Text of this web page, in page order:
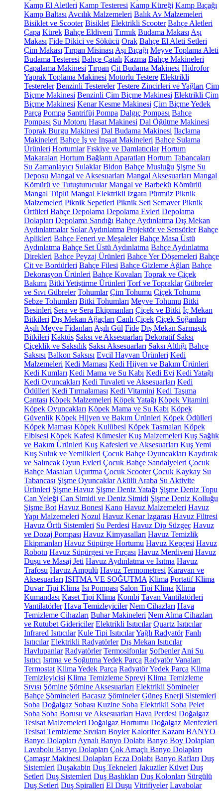
Kamp El Aletleri Kamp Testeresi Kamp Küreği Kamp Bıçağı
Kamp Baltası Avcılık Malzemeleri Balık Av Malzemeleri
Bisiklet ve Scooter Bisiklet Elektrikli Scooter Bahçe Aletleri
Çapa Kürek Bahçe Eldiveni Tırmık Budama Makası Aşı
Makası Fide Dikici ve Sökücü Orak Bahçe El Aleti Setleri
Çim Makası Tırpan Misinası Aşı Bıçağı Meyve Toplama Aleti
Budama Testeresi Bahçe Çatalı Kazma Bahçe Makineleri
Çapalama Makinesi Tırpan Çit Budama Makinesi Hidrofor
Yaprak Toplama Makinesi Motorlu Testere Elektrikli
Testereler Benzinli Testereler Testere Zincirleri ve Yağları Çim
Biçme Makinesi Benzinli Çim Biçme Makinesi Elektrikli Çim
Biçme Makinesi Kenar Kesme Makinesi Çim Biçme Yedek
Parça Pompa Santrifüj Pompa Dalgıç Pompası Bahçe
Pompası Su Motoru Hasat Makinesi Dal Öğütme Makinesi
Toprak Burgu Makinesi Dal Budama Makinesi İlaçlama
Makineleri Bahçe İş ve İnşaat Makineleri Bahçe Sulama
Ürünleri Hortumlar Fıskiye ve Damlatıcılar Hortum
Makaraları Hortum Bağlantı Aparatları Hortum Tabancaları
Su Zamanlayıcı Sulaklar Bidon Bahçe Musluğu Şişme Su
Deposu Mangal ve Aksesuarları Mangal Aksesuarları Mangal
Kömürü ve Tutuşturucular Mangal ve Barbekü Kömürlü
Mangal Tüplü Mangal Elektrikli Izgara Pürmüz Piknik
Malzemeleri Piknik Sepetleri Piknik Seti Semaver Piknik
Örtüleri Bahçe Depolama Depolama Evleri Depolama
Dolapları Depolama Sandığı Bahçe Aydınlatma Dış Mekan
Aydınlatmalar Solar Aydınlatma Projektör ve Sensörler Bahçe
Aplikleri Bahçe Feneri ve Meşaleler Bahçe Masa Üstü
Aydınlatma Bahçe Set Üstü Aydınlatma Bahçe Aydınlatma
Direkleri Bahçe Peyzaj Ürünleri Bahçe Yer Döşemeleri Bahçe
Çit ve Bordürleri Bahçe Filesi Bahçe Gizleme Ağları Bahçe
Dekorasyon Ürünleri Bahçe Kovaları Toprak ve Çiçek
Bakımı Bitki Yetiştirme Ürünleri Torf ve Topraklar Gübreler
ve Sıvı Gübreler Tohumlar Çim Tohumu Çiçek Tohumu
Sebze Tohumları Bitki Tohumları Meyve Tohumu Bitki
Besinleri Sera ve Sera Ekipmanları Çiçek ve Bitki İç Mekan
Bitkileri Dış Mekan Ağaçları Canlı Çiçek Çiçek Soğanları
Aşılı Meyve Fidanları Aşılı Gül Fide Dış Mekan Sarmaşık
Bitkileri Kaktüs Saksı ve Aksesuarları Dekoratif Saksı
Çiçeklik ve Saksılık Saksı Aksesuarları Saksı Altlığı Bahçe
Saksısı Balkon Saksısı Evcil Hayvan Ürünleri Kedi
Malzemeleri Kedi Maması Kedi Hijyen ve Bakım Ürünleri
Kedi Kumları Kedi Mama ve Su Kabı Kedi Evi Kedi Yatağı
Kedi Oyuncakları Kedi Tuvaleti ve Aksesuarları Kedi
Ödülleri Kedi Tırmalaması Kedi Vitamini Kedi Taşıma
Çantası Köpek Malzemeleri Köpek Yatağı Köpek Vitamini
Köpek Oyuncakları Köpek Mama ve Su Kabı Köpek
Güvenlik Köpek Hijyen ve Bakım Ürünleri Köpek Ödülleri
Köpek Maması Köpek Kulübesi Köpek Tasmaları Köpek
Elbisesi Köpek Kafesi Kümesler Kuş Malzemeleri Kuş Sağlık
ve Bakım Ürünleri Kuş Kafesleri ve Aksesuarları Kuş Yemi
Kuş Suluk ve Yemlikleri Çocuk Bahçe Oyuncakları Kaydırak
ve Salıncak Oyun Evleri Çocuk Bahçe Sandalyeleri Çocuk
Bahçe Masaları Uçurtma Çocuk Scooter Çocuk Kaykay Su
Tabancası Şişme Oyuncaklar Akülü Araba Su Aktivite
Ürünleri Şişme Havuz Şişme Deniz Yatağı Şişme Deniz Topu
Can Yeleği Can Simidi ve Deniz Simidi Şişme Deniz Kolluğu
Şişme Bot Havuz Bonesi Kano Havuz Malzemeleri Havuz
Yapı Malzemeleri Nozul Havuz Kenar Izgarası Havuz Filtresi
Havuz Örtü Sistemleri Su Perdesi Havuz Dip Süzgeç Havuz
ve Dozaj Pompası Havuz Kimyasalları Havuz Temizlik
Ekipmanları Havuz Süpürge Hortumu Havuz Kepçesi Havuz
Robotu Havuz Süpürgesi ve Fırçası Havuz Merdiveni Havuz
Duşu ve Masaj Jeti Havuz Aydınlatma ve Isıtma Havuz
Trafosu Havuz Ampulü Havuz Termometresi Karavan ve
Aksesuarları ISITMA VE SOĞUTMA Klima Portatif Klima
Duvar Tipi Klima Isı Pompası Salon Tipi Klima Klima
Kumandası Kaset Tipi Klima Kombi Tavan Vantilatörleri
Vantilatörler Hava Temizleyiciler Nem Cihazları Hava
Temizleme Cihazları Buhar Makineleri Nem Alma Cihazları
ve Rutubet Gidericiler Elektrikli Isıtıcılar Quartz Isıtıcılar
Infrared Isıtıcılar Kule Tipi IsıtıcılarYağlı Radyatör Fanlı
Isıtıcılar Elektrikli Radyatörler Dış Mekan Isıtıcılar
Havlupanlar Radyatörler Termosifonlar Şofbenler Ani Su
Isıtıcı Isıtma ve Soğutma Yedek Parça Radyatör Vanaları
Termostat Klima Yedek Parça Radyatör Yedek Parça Klima
Temizleyicisi Klima Temizleme Spreyi Klima Temizleme
Sıvısı Şömine Şömine Aksesuarları Elektrikli Şömineler
Bahçe Şömineleri Bacasız Şömineler Güneş Enerji Sistemleri
Soba Doğalgaz Sobası Kuzine Soba Elektrikli Soba Pelet
Soba Soba Borusu ve Aksesuarları Hava Perdesi Doğalgaz
Tesisat Malzemeleri Doğalgaz Hortumu Doğalgaz Menfezleri
Tesisat Temizleme Sıvıları Boyler Kalorifer Kazanı BANYO
Banyo Dolapları Aynalı Banyo Dolabı Banyo Boy Dolapları
Lavabolu Banyo Dolapları Çok Amaçlı Banyo Dolapları
Çamaşır Makinesi Dolapları Ecza Dolabı Banyo Rafları Duş
Sistemleri Duşakabin Duş Tekneleri Jakuziler Küvet Duş
Setleri Duş Sistemleri Duş Başlıkları Duş Kolonları Sürgülü
Duş Setleri Duş Spiralleri El Duşu Vitrifiyeler Lavabolar